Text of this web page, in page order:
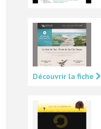
Découvrir la fiche